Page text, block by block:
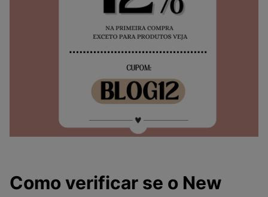
Como verificar se o New